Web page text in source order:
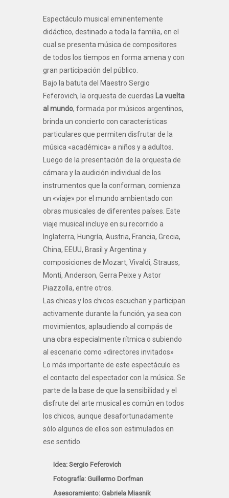
Espectáculo musical eminentemente
didáctico, destinado a toda la familia, en el
cual se presenta música de compositores
de todos los tiempos en forma amena y con
gran participación del público.
Bajo la batuta del Maestro Sergio
Feferovich, la orquesta de cuerdas La vuelta
al mundo, formada por músicos argentinos,
brinda un concierto con características
particulares que permiten disfrutar de la
música «académica» a niños y a adultos.
Luego de la presentación de la orquesta de
cámara y la audición individual de los
instrumentos que la conforman, comienza
un «viaje» por el mundo ambientado con
obras musicales de diferentes países. Este
viaje musical incluye en su recorrido a
Inglaterra, Hungría, Austria, Francia, Grecia,
China, EEUU, Brasil y Argentina y
composiciones de Mozart, Vivaldi, Strauss,
Monti, Anderson, Gerra Peixe y Astor
Piazzolla, entre otros.
Las chicas y los chicos escuchan y participan
activamente durante la función, ya sea con
movimientos, aplaudiendo al compás de
una obra especialmente rítmica o subiendo
al escenario como «directores invitados»
Lo más importante de este espectáculo es
el contacto del espectador con la música. Se
parte de la base de que la sensibilidad y el
disfrute del arte musical es común en todos
los chicos, aunque desafortunadamente
sólo algunos de ellos son estimulados en
ese sentido.
Idea: Sergio Feferovich
Fotografía: Guillermo Dorfman
Asesoramiento: Gabriela Miasnik